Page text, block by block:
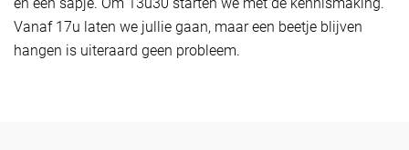
Vanaf 17u laten we jullie gaan, maar een beetje blijven
hangen is uiteraard geen probleem.